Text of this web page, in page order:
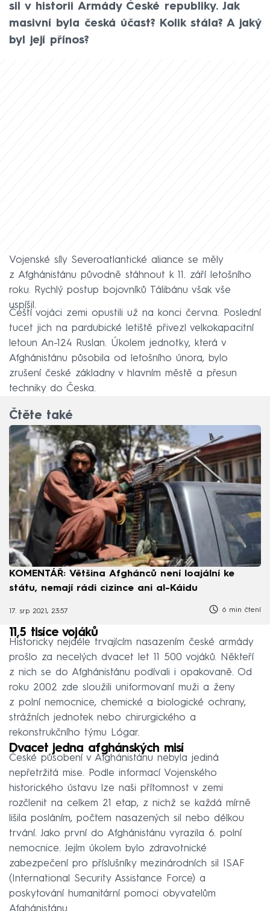
sil v historii Armády České republiky. Jak
masivní byla česká účast? Kolik stála? A jaký
byl její přínos?
Vojenské síly Severoatlantické aliance se měly
z Afghánistánu původně stáhnout k 11. září letošního
roku. Rychlý postup bojovníků Tálibánu však vše
uspíšil.
Čeští vojáci zemi opustili už na konci června. Poslední
tucet jich na pardubické letiště přivezl velkokapacitní
letoun An-124 Ruslan. Úkolem jednotky, která v
Afghánistánu působila od letošního února, bylo
zrušení české základny v hlavním městě a přesun
techniky do Česka.
Čtěte také
KOMENTÁŘ: Většina Afghánců není loajální ke
státu, nemají rádi cizince ani al-Káidu
17. srp 2021, 23:57 6 min čtení
11,5 tisíce vojáků
Historicky nejdéle trvajícím nasazením české armády
prošlo za necelých dvacet let 11 500 vojáků. Někteří
z nich se do Afghánistánu podívali i opakovaně. Od
roku 2002 zde sloužili uniformovaní muži a ženy
z polní nemocnice, chemické a biologické ochrany,
strážních jednotek nebo chirurgického a
rekonstrukčního týmu Lógar.
Dvacet jedna afghánských misí
České působení v Afghánistánu nebyla jediná
nepřetržitá mise. Podle informací Vojenského
historického ústavu lze naši přítomnost v zemi
rozčlenit na celkem 21 etap, z nichž se každá mírně
lišila posláním, počtem nasazených sil nebo délkou
trvání. Jako první do Afghánistánu vyrazila 6. polní
nemocnice. Jejím úkolem bylo zdravotnické
zabezpečení pro příslušníky mezinárodních sil ISAF
(International Security Assistance Force) a
poskytování humanitární pomoci obyvatelům
Afghánistánu.